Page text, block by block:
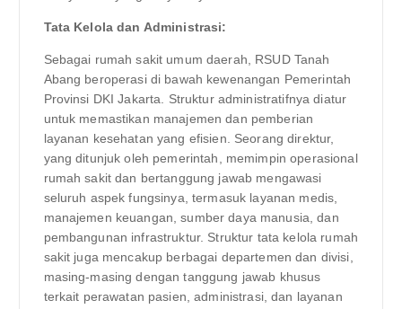
Tata Kelola dan Administrasi:
Sebagai rumah sakit umum daerah, RSUD Tanah
Abang beroperasi di bawah kewenangan Pemerintah
Provinsi DKI Jakarta. Struktur administratifnya diatur
untuk memastikan manajemen dan pemberian
layanan kesehatan yang efisien. Seorang direktur,
yang ditunjuk oleh pemerintah, memimpin operasional
rumah sakit dan bertanggung jawab mengawasi
seluruh aspek fungsinya, termasuk layanan medis,
manajemen keuangan, sumber daya manusia, dan
pembangunan infrastruktur. Struktur tata kelola rumah
sakit juga mencakup berbagai departemen dan divisi,
masing-masing dengan tanggung jawab khusus
terkait perawatan pasien, administrasi, dan layanan